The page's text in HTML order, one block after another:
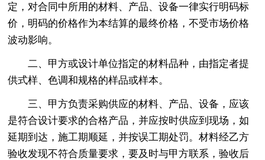
定，对合同中所用的材料、产品、设备一律实行明码标
价，明码的价格作为本结算的最终价格，不受市场价格
波动影响。
二、甲方或设计单位指定的材料品种，由指定者提
供式样、色调和规格的样品或样本。
三、甲方负责采购供应的材料、产品、设备，应该
是符合设计要求的合格产品，并应按时供应到现场，如
延期到达，施工期顺延，并按误工期处罚。材料经乙方
验收发现不符合质量要求，要及时与甲方联系，验收后